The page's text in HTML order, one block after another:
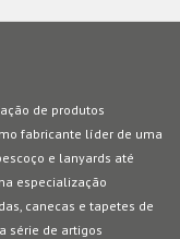
de produtos
fabricante líder de uma
e lanyards até
especialização
canecas e tapetes de
série de artigos